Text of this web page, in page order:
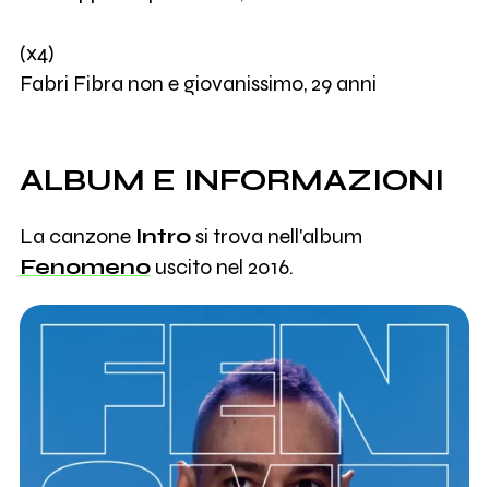
(x4)
Fabri Fibra non e giovanissimo, 29 anni
ALBUM E INFORMAZIONI
La canzone Introsi trova nell'album
Fenomenouscito nel 2016.